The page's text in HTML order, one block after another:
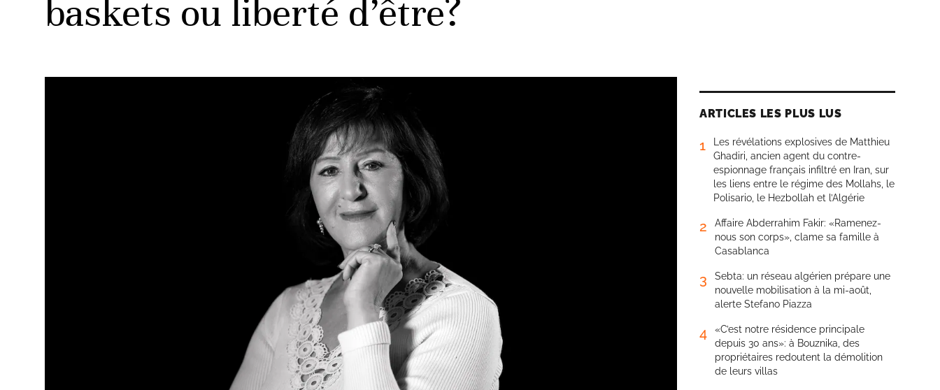
baskets ou liberté d’être?
ARTICLES LES PLUS LUS
1
Les révélations explosives de Matthieu
Ghadiri, ancien agent du contre-
espionnage français infiltré en Iran, sur
les liens entre le régime des Mollahs, le
Polisario, le Hezbollah et l’Algérie
2
Affaire Abderrahim Fakir: «Ramenez-
nous son corps», clame sa famille à
Casablanca
3
Sebta: un réseau algérien prépare une
nouvelle mobilisation à la mi-août,
alerte Stefano Piazza
4
«C’est notre résidence principale
depuis 30 ans»: à Bouznika, des
propriétaires redoutent la démolition
de leurs villas